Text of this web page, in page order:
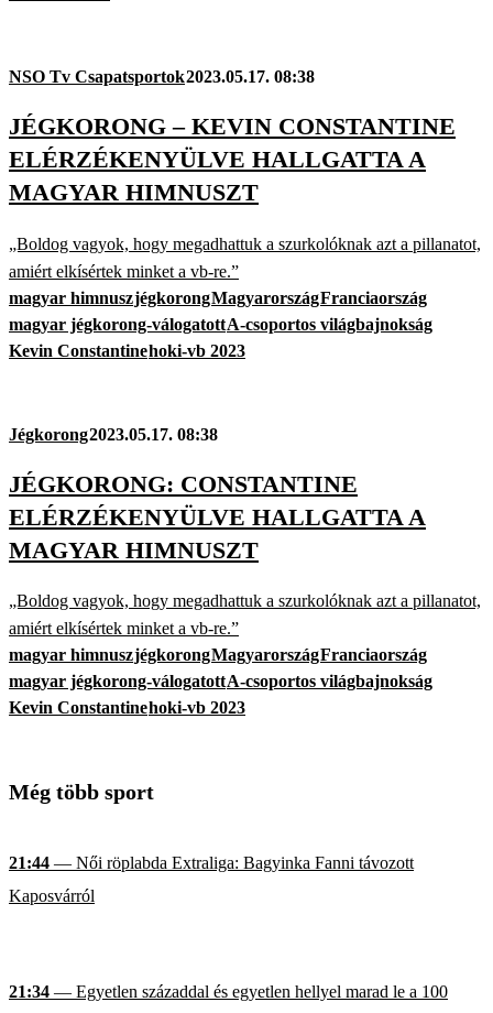
NSO Tv Csapatsportok2023.05.17. 08:38
JÉGKORONG – KEVIN CONSTANTINE
ELÉRZÉKENYÜLVE HALLGATTA A
MAGYAR HIMNUSZT
„Boldog vagyok, hogy megadhattuk a szurkolóknak azt a pillanatot,
amiért elkísértek minket a vb-re.”
magyar himnuszjégkorongMagyarországFranciaország
magyar jégkorong-válogatottA-csoportos világbajnokság
Kevin Constantinehoki-vb 2023
Jégkorong2023.05.17. 08:38
JÉGKORONG: CONSTANTINE
ELÉRZÉKENYÜLVE HALLGATTA A
MAGYAR HIMNUSZT
„Boldog vagyok, hogy megadhattuk a szurkolóknak azt a pillanatot,
amiért elkísértek minket a vb-re.”
magyar himnuszjégkorongMagyarországFranciaország
magyar jégkorong-válogatottA-csoportos világbajnokság
Kevin Constantinehoki-vb 2023
Még több sport
21:44 — Női röplabda Extraliga: Bagyinka Fanni távozott
Kaposvárról
21:34 — Egyetlen századdal és egyetlen hellyel marad le a 100